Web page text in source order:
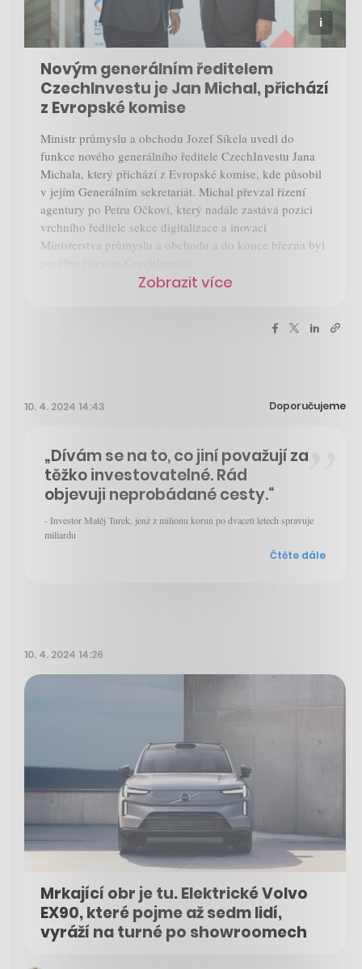
Novým generálním ředitelem
CzechInvestu je Jan Michal, přichází
z Evropské komise
Ministr průmyslu a obchodu Jozef Síkela uvedl do
funkce nového generálního ředitele CzechInvestu Jana
Michala, který přichází z Evropské komise, kde působil
v jejím Generálním sekretariát. Michal převzal řízení
agentury po Petru Očkovi, který nadále zastává pozici
vrchního ředitele sekce digitalizace a inovací
Ministerstva průmyslu a obchodu a do konce března byl
Zobrazit více
10. 4. 2024 14:43 Doporučujeme
„Dívám se na to, co jiní považují za
těžko investovatelné. Rád
objevuji neprobádané cesty.“
- Investor Matěj Turek, jenž z milionu korun po dvaceti letech spravuje
miliardu
Čtěte dále
10. 4. 2024 14:26
Mrkající obr je tu. Elektrické Volvo
EX90, které pojme až sedm lidí,
vyráží na turné po showroomech